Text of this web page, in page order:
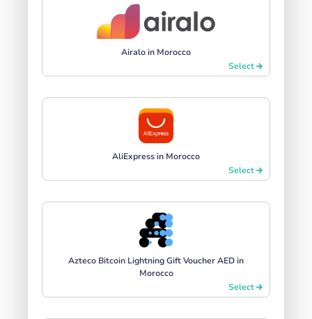
Airalo in Morocco
Select
AliExpress in Morocco
Select
Azteco Bitcoin Lightning Gift Voucher AED in
Morocco
Select